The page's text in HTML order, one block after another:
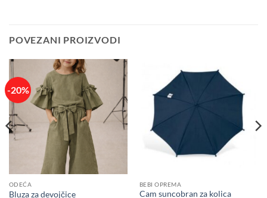
POVEZANI PROIZVODI
-20%
ODEĆA
Bluza za devojčice
BEBI OPREMA
Cam suncobran za kolica